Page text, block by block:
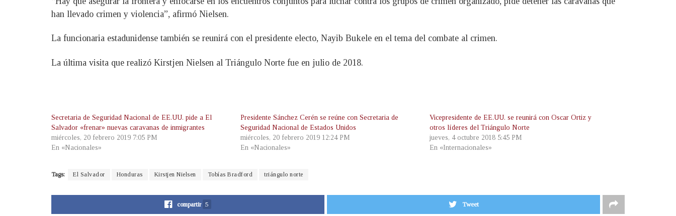
han llevado crimen y violencia”, afirmó Nielsen.
La funcionaria estadunidense también se reunirá con el presidente electo, Nayib Bukele en el tema del combate al crimen.
La última visita que realizó Kirstjen Nielsen al Triángulo Norte fue en julio de 2018.
Secretaria de Seguridad Nacional de EE.UU. pide a El
Salvador «frenar» nuevas caravanas de inmigrantes
miércoles, 20 febrero 2019 7:05 PM
En «Nacionales»
Presidente Sánchez Cerén se reúne con Secretaria de
Seguridad Nacional de Estados Unidos
miércoles, 20 febrero 2019 12:24 PM
En «Nacionales»
Vicepresidente de EE.UU. se reunirá con Oscar Ortiz y
otros líderes del Triángulo Norte
jueves, 4 octubre 2018 5:45 PM
En «Internacionales»
Tags: El Salvador Honduras Kirstjen Nielsen Tobías Bradford triángulo norte
compartir 5 Tweet